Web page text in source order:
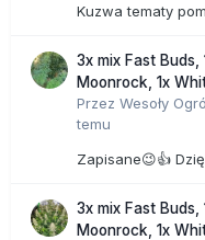
Kuzwa tematy
3x mix Fast
Moonrock, 1x
Przez Wesoły
temu
Zapisane😉👍
3x mix Fast
Moonrock, 1x